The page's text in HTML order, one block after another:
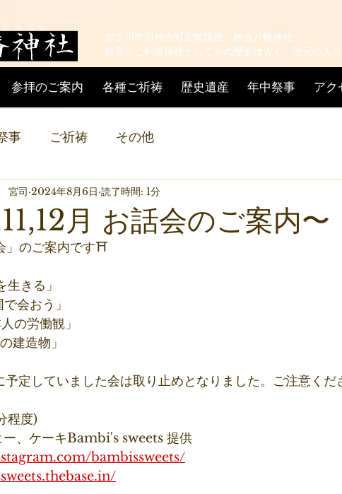
ん じゃ
加古川市西神吉町宮前鎮座 神吉八幡神社
歓喜のご利益神社としてその歴史は古く、地元の人
参拝のご案内 各種ご祈祷 歴史遺産 年中祭事 アク
事 ご祈祷 その他
月 お話会のご案内〜
宮司 2024年8月6日 読了時間: 1分
」のご案内です⛩
きる」
会おう」
の労働観」
建造物」
定していました会は取り止めとなりました。ご注意くだ
程度)
ー、ケーキBambi's sweets 提供
bambissweets/